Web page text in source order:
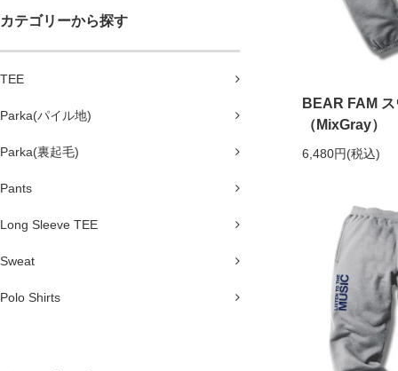
カテゴリーから探す
TEE
Parka(パイル地)
Parka(裏起毛)
Pants
Long Sleeve TEE
Sweat
Polo Shirts
BEAR FAM
（MixGray）
6,480円(税込)